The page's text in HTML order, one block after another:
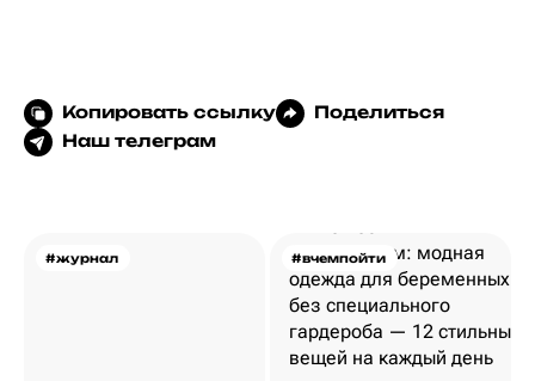
Копировать ссылку
Поделиться
Наш телеграм
#журнал #вчемпойти